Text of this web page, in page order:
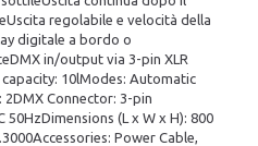
regolabile e velocità della
digitale a bordo o
in/output via 3-pin XLR
10lModes: Automatic
2DMX Connector: 3-pin
50HzDimensions (L x W x H): 800
Power Cable,